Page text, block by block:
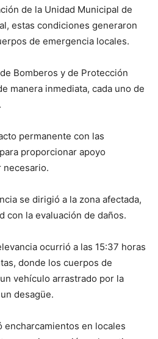
de la Unidad Municipal de
estas condiciones generaron
de emergencia locales.
Bomberos y de Protección
manera inmediata, cada uno de
permanente con las
proporcionar apoyo
necesario.
se dirigió a la zona afectada,
con la evaluación de daños.
ocurrió a las 15:37 horas
donde los cuerpos de
vehículo arrastrado por la
desagüe.
encharcamientos en locales